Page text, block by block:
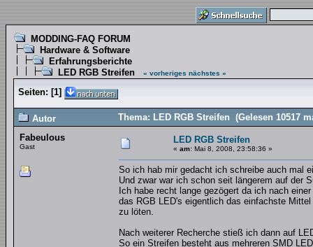
MODDING-FAQ FORUM
Hardware & Software
Erfahrungsberichte
LED RGB Streifen
« vorheriges nächstes »
Seiten: [1]
Autor
Thema: LED RGB Streifen (Gelesen 10517
Fabeulous
Gast
LED RGB Streifen
« am: Mai 8, 2008, 23:58:36 »
So ich hab mir gedacht ich schreibe auch mal
Und zwar war ich schon seit längerem auf der
Ich habe recht lange gezögert da ich nach
das RGB LED's eigentlich das einfachste
zu löten.
Nach weiterer Recherche stieß ich dann auf
So ein Streifen besteht aus mehreren SMD